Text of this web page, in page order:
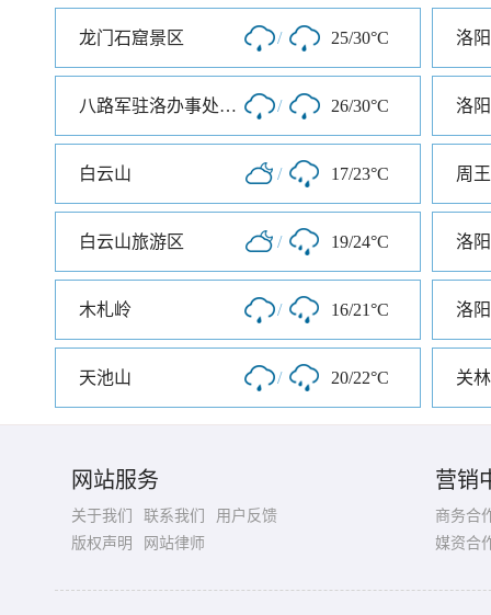
龙门石窟景区 / 25/30°C 洛
八路军驻洛办事处纪念馆 / 26/30°C 洛
白云山 / 17/23°C
白云山旅游区 / 19/24°C 洛
木札岭 / 16/21°C 洛
天池山 / 20/22°C 关
网站服务
关于我们 联系我们
用户反馈
版权声明
网站律师
营销
商务合
媒资合